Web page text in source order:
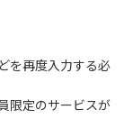
を再度入力する必
限定のサービスが